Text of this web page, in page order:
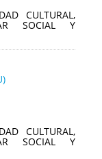
CULTURAL,
SOCIAL Y
CULTURAL,
SOCIAL Y